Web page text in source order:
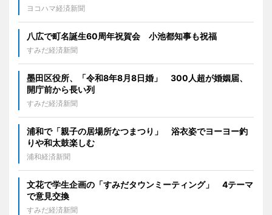
ヨコハマ経済新聞
八広で町名誕生60周年祝賀会 小池都知事も祝福
すみだ経済新聞
墨田区役所、「令和8年8月8日婚」 300人超が婚姻届、
開庁前から長い列
すみだ経済新聞
浦和で「親子の居場所なつまつり」 浴衣姿でヨーヨー釣
りや和太鼓楽しむ
浦和経済新聞
文花で学生企画の「すみだタウンミーティング」 4テーマ
で意見交換
すみだ経済新聞